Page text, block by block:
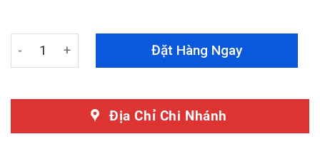
Dán PPF Porsche Cayenne S Coupé Chính Hãng
Đặt Hàng Ngay
Địa Chỉ Chi Nhánh